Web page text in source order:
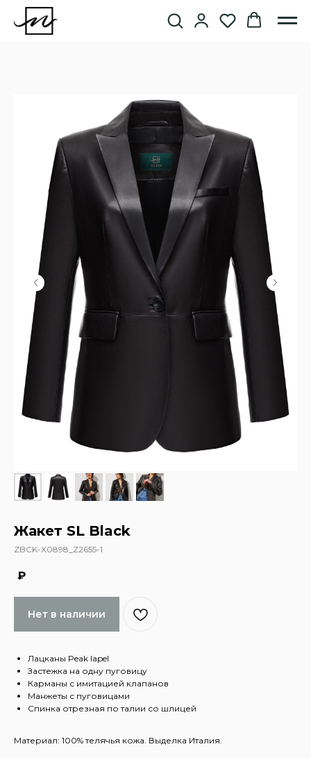
Жакет SL Black
ZBCK-X0898_Z2655-1
₽
Нет в наличии
Лацканы Peak lapel
Застежка на одну пуговицу
Карманы с имитацией клапанов
Манжеты с пуговицами
Спинка отрезная по талии со шлицей
Материал: 100% телячья кожа. Выделка Италия.